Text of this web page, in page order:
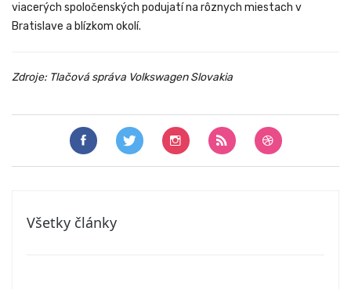
viacerých spoločenských podujatí na rôznych miestach v
Bratislave a blízkom okolí.
Zdroje: Tlačová správa Volkswagen Slovakia
Všetky články